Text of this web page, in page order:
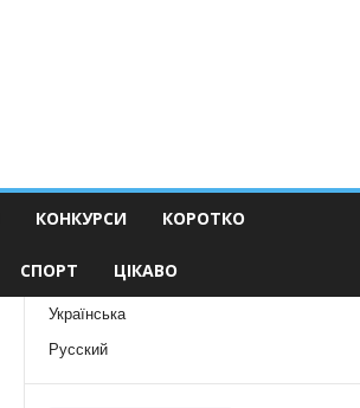
КОНКУРСИ КОРОТКО
СПОРТ ЦІКАВО
Українська
Русский